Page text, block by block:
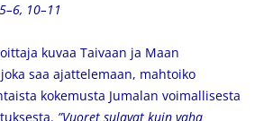
10–11
kuvaa Taivaan ja Maan
saa ajattelemaan, mahtoiko
kokemusta Jumalan voimallisesta
”Vuoret sulavat kuin vaha